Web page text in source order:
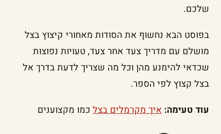
שלכם.
בפוסט הבא נחשוף את הסודות מאחורי קיצוץ בצל
מושלם עם מדריך צעד אחר צעד, טעויות נפוצות
שכדאי להימנע מהן וכל מה שצריך לדעת בדרך אל
בצל קצוץ לפי הספר.
עוד טעימה: איך מקרמלים בצל כמו מקצוענים